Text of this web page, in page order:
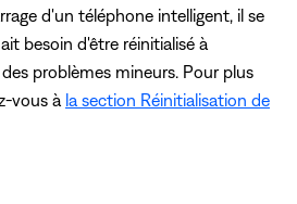
d'un téléphone intelligent, il se
besoin d'être réinitialisé à
problèmes mineurs. Pour plus
vous à la section Réinitialisation de